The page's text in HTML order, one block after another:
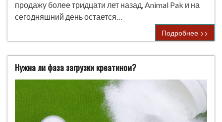
продажу более тридцати лет назад, Animal Pak и на
сегодняшний день остается…
Подробнее >>
Нужна ли фаза загрузки креатином?